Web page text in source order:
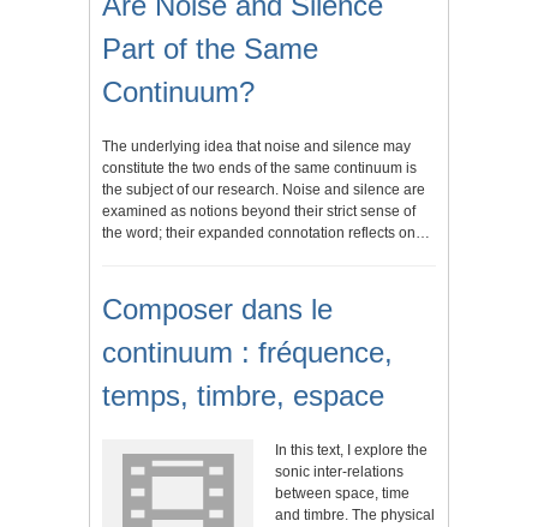
Part of the Same
Continuum?
The underlying idea that noise and silence may
constitute the two ends of the same continuum is
the subject of our research. Noise and silence are
examined as notions beyond their strict sense of
the word; their expanded connotation reflects on…
Composer dans le
continuum : fréquence,
temps, timbre, espace
In this text, I explore the
sonic inter-relations
between space, time
and timbre. The physical